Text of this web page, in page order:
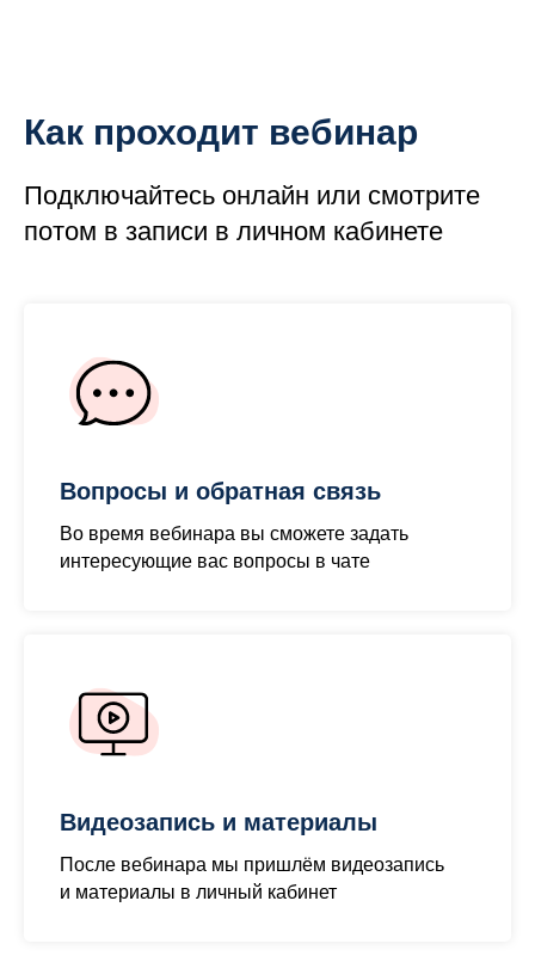
Как проходит вебинар
Подключайтесь онлайн или смотрите
потом в записи в личном кабинете
Вопросы и обратная связь
Во время вебинара вы сможете задать
интересующие вас вопросы в чате
Видеозапись и материалы
После вебинара мы пришлём видеозапись
и материалы в личный кабинет